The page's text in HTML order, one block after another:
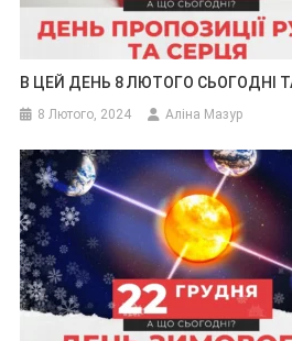
В ЦЕЙ ДЕНЬ 8 ЛЮТОГО СЬОГОДНІ
8 Лютого, 2024 Аліна Мазур